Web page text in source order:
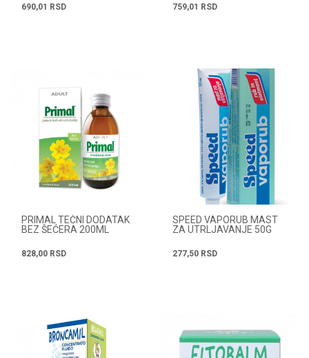
690,01 RSD 759,01 RSD
PRIMAL TEČNI DODATAK
BEZ ŠEĆERA 200ML
828,00 RSD
SPEED VAPORUB MAST
ZA UTRLJAVANJE 50G
277,50 RSD